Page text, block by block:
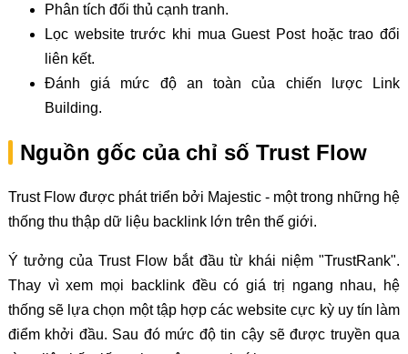
Phân tích đối thủ cạnh tranh.
Lọc website trước khi mua Guest Post hoặc trao đổi
liên kết.
Đánh giá mức độ an toàn của chiến lược Link
Building.
Nguồn gốc của chỉ số Trust Flow
Trust Flow được phát triển bởi Majestic - một trong những hệ
thống thu thập dữ liệu backlink lớn trên thế giới.
Ý tưởng của Trust Flow bắt đầu từ khái niệm "TrustRank".
Thay vì xem mọi backlink đều có giá trị ngang nhau, hệ
thống sẽ lựa chọn một tập hợp các website cực kỳ uy tín làm
điểm khởi đầu. Sau đó mức độ tin cậy sẽ được truyền qua